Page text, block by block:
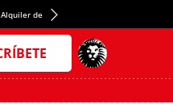
Alquiler de habitaciones en España